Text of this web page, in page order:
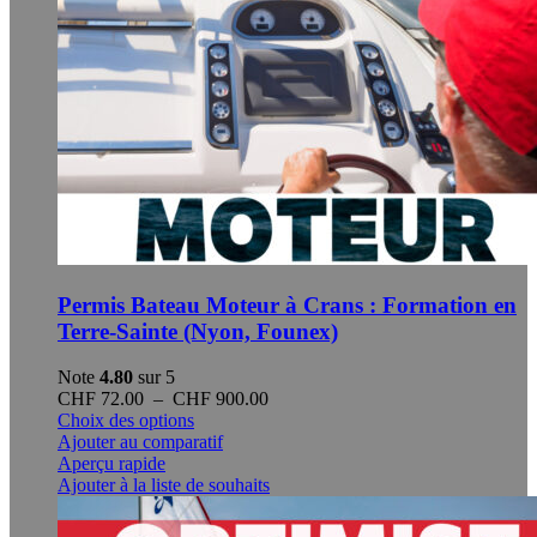
Permis Bateau Moteur à Crans : Formation en
Terre-Sainte (Nyon, Founex)
Note 4.80 sur 5
CHF 72.00 – CHF 900.00Plage
à
Choix des optionsCe
produit
plusieurs
variations.
Les
Ajouter au comparatif
Aperçu rapide
Ajouter à la liste de souhaits